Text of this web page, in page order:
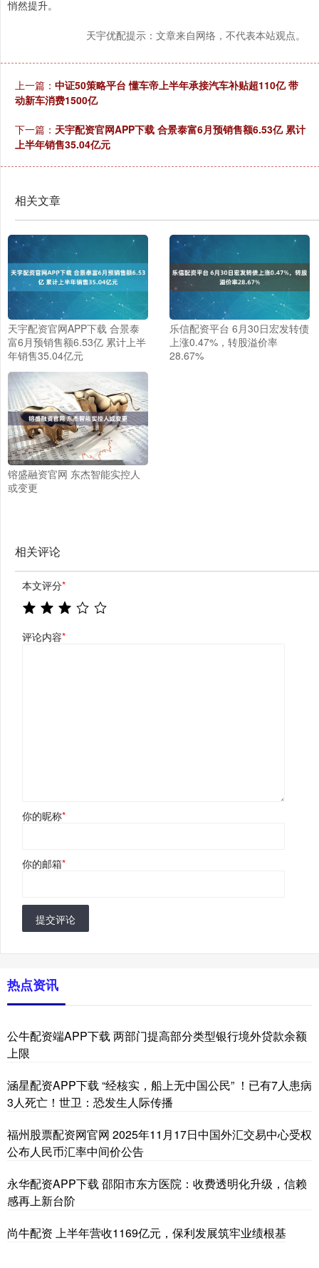
悄然提升。
天宇优配提示：文章来自网络，不代表本站观点。
上一篇： 中证50策略平台 懂车帝上半年承接汽车补贴超110亿 带
动新车消费1500亿
下一篇： 天宇配资官网APP下载 合景泰富6月预销售额6.53亿 累计
上半年销售35.04亿元
相关文章
天宇配资官网APP下载 合景泰
富6月预销售额6.53亿 累计上半
年销售35.04亿元
乐信配资平台 6月30日宏发转债
上涨0.47%，转股溢价率
28.67%
镕盛融资官网 东杰智能实控人
或变更
相关评论
本文评分*
评论内容*
你的昵称*
你的邮箱*
提交评论
热点资讯
公牛配资端APP下载 两部门提高部分类型银行境外贷款余额
上限
涵星配资APP下载 “经核实，船上无中国公民” ！已有7人患病
3人死亡！世卫：恐发生人际传播
福州股票配资网官网 2025年11月17日中国外汇交易中心受权
公布人民币汇率中间价公告
永华配资APP下载 邵阳市东方医院：收费透明化升级，信赖
感再上新台阶
尚牛配资 上半年营收1169亿元，保利发展筑牢业绩根基